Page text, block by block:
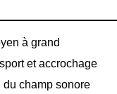
à grand
et accrochage
du champ sonore